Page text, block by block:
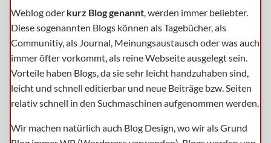
Weblog oder kurz Blog genannt, werden immer beliebter.
Diese sogenannten Blogs können als Tagebücher, als
Communitiy, als Journal, Meinungsaustausch oder was auch
immer öfter vorkommt, als reine Webseite ausgelegt sein.
Vorteile haben Blogs, da sie sehr leicht handzuhaben sind,
leicht und schnell editierbar und neue Beiträge bzw. Seiten
relativ schnell in den Suchmaschinen aufgenommen werden.
Wir machen natürlich auch Blog Design, wo wir als Grund